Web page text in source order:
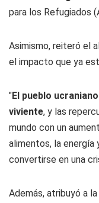
para los Refugiados
Asimismo, reiteró el
el impacto que ya
"El pueblo
viviente, y las
mundo con un
alimentos, la
convertirse en una
Además, atribuyó a